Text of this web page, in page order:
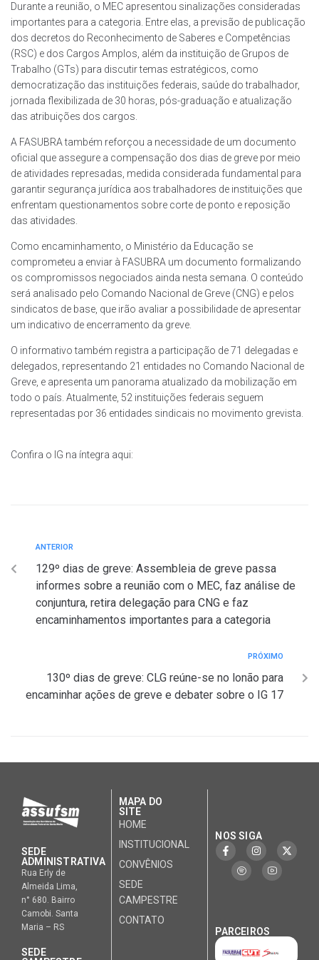
Durante a reunião, o MEC apresentou sinalizações consideradas
importantes para a categoria. Entre elas, a previsão de publicação
dos decretos do Reconhecimento de Saberes e Competências
(RSC) e dos Cargos Amplos, além da instituição de Grupos de
Trabalho (GTs) para discutir temas estratégicos, como
democratização das instituições federais, saúde do trabalhador,
jornada flexibilizada de 30 horas, pós-graduação e atualização
das atribuições dos cargos.
A FASUBRA também reforçou a necessidade de um documento
oficial que assegure a compensação dos dias de greve por meio
de atividades represadas, medida considerada fundamental para
garantir segurança jurídica aos trabalhadores de instituições que
enfrentam questionamentos sobre corte de ponto e reposição
das atividades.
Como encaminhamento, o Ministério da Educação se
comprometeu a enviar à FASUBRA um documento formalizando
os compromissos negociados ainda nesta semana. O conteúdo
será analisado pelo Comando Nacional de Greve (CNG) e pelos
sindicatos de base, que irão avaliar a possibilidade de apresentar
um indicativo de encerramento da greve.
O informativo também registra a participação de 71 delegadas e
delegados, representando 21 entidades no Comando Nacional de
Greve, e apresenta um panorama atualizado da mobilização em
todo o país. Atualmente, 52 instituições federais seguem
representadas por 36 entidades sindicais no movimento grevista.
Confira o IG na íntegra aqui:
ANTERIOR
129º dias de greve: Assembleia de greve passa
informes sobre a reunião com o MEC, faz análise de
conjuntura, retira delegação para CNG e faz
encaminhamentos importantes para a categoria
PRÓXIMO
130º dias de greve: CLG reúne-se no lonão para
encaminhar ações de greve e debater sobre o IG 17
SEDE
ADMINISTRATIVA
Rua Erly de
Almeida Lima,
n° 680. Bairro
Camobi. Santa
Maria – RS
SEDE
MAPA DO
SITE
HOME
INSTITUCIONAL
CONVÊNIOS
SEDE
CAMPESTRE
CONTATO
NOS SIGA
PARCEIROS